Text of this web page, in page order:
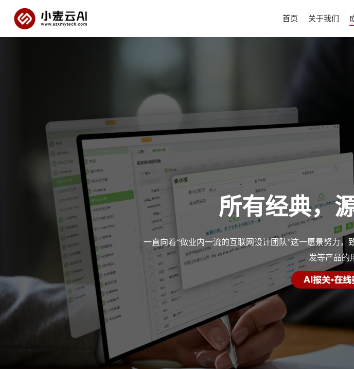
首页 关于我们
所有经典，
一直向着“做业内一流的互联网设计团队”这一愿景努力
发等产品的